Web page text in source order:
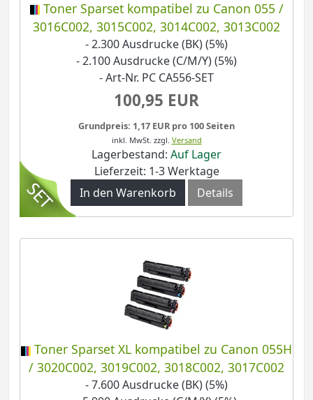
Toner Sparset kompatibel zu Canon 055 /
3016C002, 3015C002, 3014C002, 3013C002
- 2.300 Ausdrucke (BK) (5%)
- 2.100 Ausdrucke (C/M/Y) (5%)
- Art-Nr. PC CA556-SET
100,95 EUR
Grundpreis: 1,17 EUR pro 100 Seiten
inkl. MwSt. zzgl. Versand
Lagerbestand: Auf Lager
Lieferzeit: 1-3 Werktage
In den Warenkorb
Details
Toner Sparset XL kompatibel zu Canon 055H
/ 3020C002, 3019C002, 3018C002, 3017C002
- 7.600 Ausdrucke (BK) (5%)